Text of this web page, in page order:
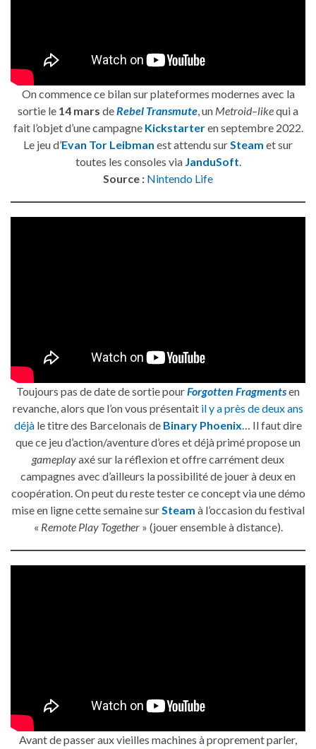
On commence ce bilan sur plateformes modernes avec la
sortie le 14 mars deRebel Transmute, un Metroid–likequi a
fait l’objet d’une campagne Kickstarteren septembre 2022.
Le jeu d’Evan Tor Leibman est attendu surSteam et sur
toutes les consoles via JanduSoft.
Source : Nintendo Life
Toujours pas de date de sortie pourForgotten Fragmentsen
revanche, alors que l’on vous présentait il y a près de deux ans
déjà le titre des Barcelonais de Binary Phoenix… Il faut dire
que ce jeu d’action/aventure d’ores et déjà primé propose un
gameplayaxé sur la réflexion et offre carrément deux
campagnes avec d’ailleurs la possibilité de jouer à deux en
coopération. On peut du reste tester ce concept via une démo
mise en ligne cette semaine surSteam à l’occasion du festival
« Remote Play Together» (jouer ensemble à distance).
Avant de passer aux vieilles machines à proprement parler,